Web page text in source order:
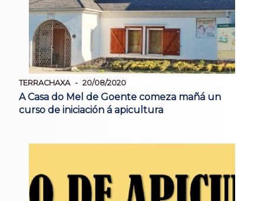
TERRACHAXA 20/08/2020
A Casa do Mel de Goente comeza mañá un
curso de iniciación á apicultura